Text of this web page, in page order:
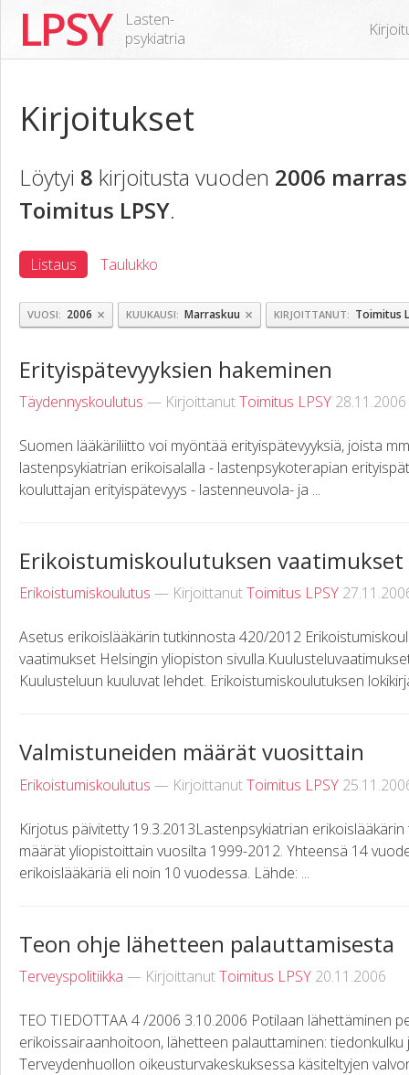
LPSY
Lasten-
psykiatria
Kirjoitukset
Löytyi 8 kirjoitusta vuoden 2006
Toimitus LPSY.
Listaus Taulukko
VUOSI 2006 × KUUKAUSI Marraskuu × KIRJOITTANUT Toimitus
Erityispätevyyksien hakeminen
Täydennyskoulutus — KirjoittanutToimitus LPSY 28.11.2006
Suomen lääkäriliitto voi myöntää erityispätevyyksiä, joista
lastenpsykiatrian erikoisalalla - lastenpsykoterapian
kouluttajan erityispätevyys - lastenneuvola- ja ...
Erikoistumiskoulutuksen vaatimukset
Erikoistumiskoulutus — KirjoittanutToimitus LPSY
Asetus erikoislääkärin tutkinnosta 420/2012
vaatimukset Helsingin yliopiston
Kuulusteluun kuuluvat lehdet. Erikoistumiskoulutuksen
Valmistuneiden määrät vuosittain
Erikoistumiskoulutus — KirjoittanutToimitus LPSY
Kirjotus päivitetty 19.3.2013Lastenpsykiatrian
määrät yliopistoittain vuosilta 1999-2012. Yhteensä 14
erikoislääkäriä eli noin 10 vuodessa. Lähde: ...
Teon ohje lähetteen palauttamisesta
Terveyspolitiikka — KirjoittanutToimitus LPSY 20.11.2006
TEO TIEDOTTAA 4 /2006 3.10.2006 Potilaan lähettäminen
erikoissairaanhoitoon, lähetteen palauttaminen:
Terveydenhuollon oikeusturvakeskuksessa käsiteltyjen